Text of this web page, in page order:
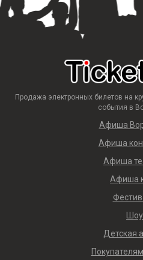
Продажа электронных билетов на
события в
Афиша
Афиша
Афиша
Афиша
Шоу
Детская